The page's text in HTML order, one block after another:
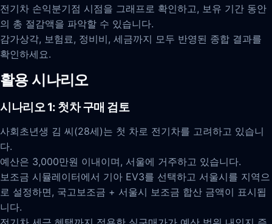
전기차 손익분기점 시점을 그래프로 확인하고, 보유 기간 동안
의 총 절감액을 파악할 수 있습니다.
감가상각, 보험료, 정비비, 세금까지 모두 반영된 종합 결과를
확인하세요.
활용 시나리오
시나리오 1: 첫차 구매 검토
사회초년생 김 씨(28세)는 첫 차로 전기차를 고려하고 있습니
다.
예산은 3,000만원 이내이며, 서울에 거주하고 있습니다.
보조금 시뮬레이터에서 기아 EV3를 선택하고 서울시를 지역으
로 설정하면, 국고보조금 + 서울시 보조금 합산 금액이 표시됩
니다.